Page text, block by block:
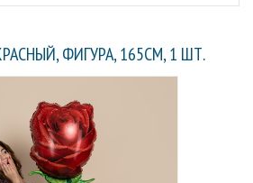
ФИГУРА, 165СМ, 1 ШТ.